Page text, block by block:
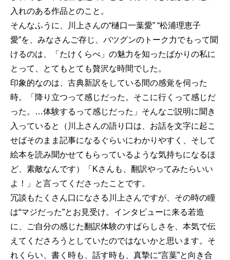
入れのある作品とのこと。
そんなふうに、川上さんの“樋口一葉愛” “松浦理恵子
愛”を、みなさんご存じ、バツグンのトーク力でもって聞
けるのは、「たけくらべ」の魅力を知ったばかりの私に
とって、とてもとても贅沢な時間でした。
印象的なのは、古典新訳をしている間の感覚を伺った
時。「降り立つって感じだった。そこに行くって感じだ
った。…体験するって感じだった」そんなご説明に聞き
入っていると（川上さんの語り口は、お話を文字に起こ
せばそのまま記事になるぐらいにわかりやすく、そして
絵本を読み聞かせてもらっているような気持ちになるほ
ど、素敵なんです）「Kさんも、翻訳やってみたらいい
よ！」と言ってくださったことです。
冗談もたくさん口になさる川上さんですが、その時の瞳
は“マジだった”とお見受け。インタビューに来る若造
に、ご自分の感じた翻訳体験のすばらしさを、本気で伝
えてくださろうとしていたのではないかと思います。そ
れくらい、書く時も、話す時も、真摯に“言葉”と向き合